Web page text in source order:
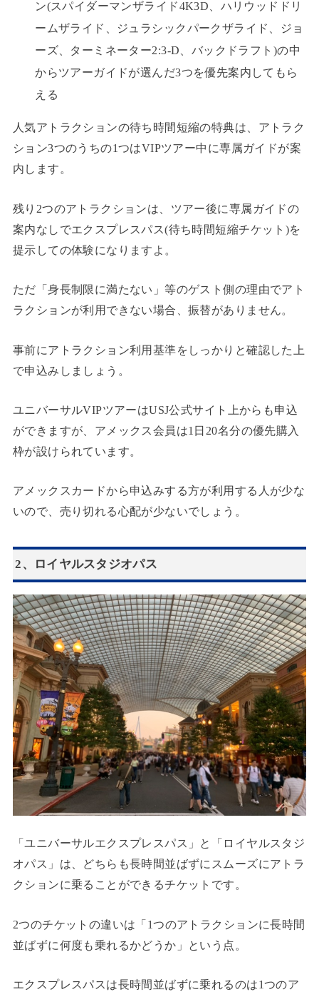
ン(スパイダーマンザライド4K3D、ハリウッドドリ
ームザライド、ジュラシックパークザライド、ジョ
ーズ、ターミネーター2:3-D、バックドラフト)の中
からツアーガイドが選んだ3つを優先案内してもら
える
人気アトラクションの待ち時間短縮の特典は、アトラク
ション3つのうちの1つはVIPツアー中に専属ガイドが案
内します。
残り2つのアトラクションは、ツアー後に専属ガイドの
案内なしでエクスプレスパス(待ち時間短縮チケット)を
提示しての体験になりますよ。
ただ「身長制限に満たない」等のゲスト側の理由でアト
ラクションが利用できない場合、振替がありません。
事前にアトラクション利用基準をしっかりと確認した上
で申込みしましょう。
ユニバーサルVIPツアーはUSJ公式サイト上からも申込
ができますが、アメックス会員は1日20名分の優先購入
枠が設けられています。
アメックスカードから申込みする方が利用する人が少な
いので、売り切れる心配が少ないでしょう。
2、ロイヤルスタジオパス
「ユニバーサルエクスプレスパス」と「ロイヤルスタジ
オパス」は、どちらも長時間並ばずにスムーズにアトラ
クションに乗ることができるチケットです。
2つのチケットの違いは「1つのアトラクションに長時間
並ばずに何度も乗れるかどうか」という点。
エクスプレスパスは長時間並ばずに乗れるのは1つのア